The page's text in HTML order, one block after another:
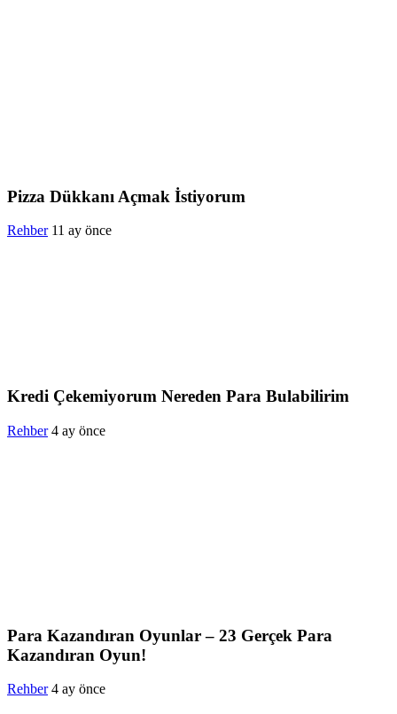
Pizza Dükkanı Açmak İstiyorum
Rehber 11 ay önce
Kredi Çekemiyorum Nereden Para Bulabilirim
Rehber 4 ay önce
Para Kazandıran Oyunlar – 23 Gerçek Para
Kazandıran Oyun!
Rehber 4 ay önce